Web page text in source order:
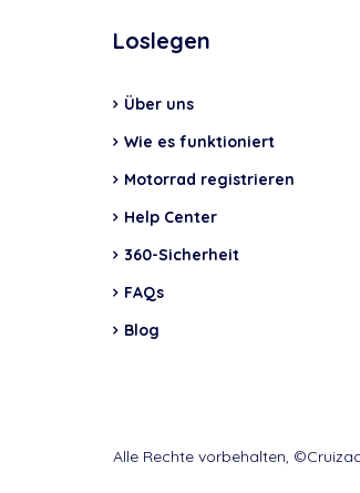
Loslegen
Über uns
Wie es funktioniert
Motorrad registrieren
Help Center
360-Sicherheit
FAQs
Blog
Alle Rechte vorbehalten,